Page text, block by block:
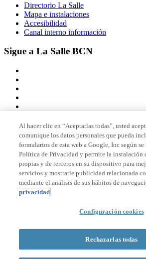
Directorio La Salle
Mapa e instalaciones
Accesibilidad
Canal interno información
Sigue a La Salle BCN
Miembro de
Acreditaciones
© 2026 La Salle Campus Barcelona - URL |
Formulario de búsqueda
Al hacer clic en “Aceptarlas todas”, usted
comunique los datos personales que pueda
formularios de esta web a Google, Inc según
Política de Privacidad y permite la instalación
propias y de terceros en su dispositivo para
servicios y mostrarle publicidad relacionada
mediante el análisis de sus hábitos de
privacidad
Configuración cookies
Rechazarlas todas